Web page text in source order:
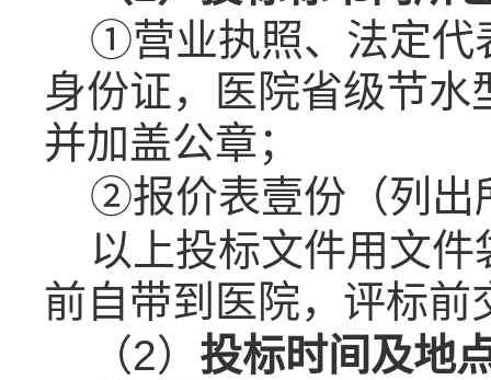
①营业执照、 法定代
身份证，
医院省级节水
并加盖公章；
②报价表壹份（列出
以上投标文件用文件
前自带到医院，评标前
（2） 投标时间及地